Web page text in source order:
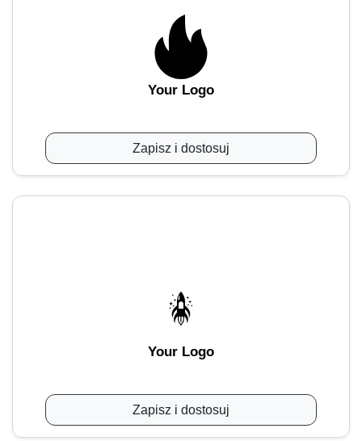
Your Logo
Zapisz i dostosuj
Your Logo
Zapisz i dostosuj